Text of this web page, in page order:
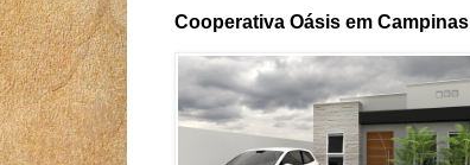
Cooperativa Oásis em Campinas